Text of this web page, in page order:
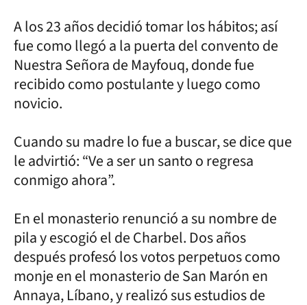
A los 23 años decidió tomar los hábitos; así
fue como llegó a la puerta del convento de
Nuestra Señora de Mayfouq, donde fue
recibido como postulante y luego como
novicio.
Cuando su madre lo fue a buscar, se dice que
le advirtió: “Ve a ser un santo o regresa
conmigo ahora”.
En el monasterio renunció a su nombre de
pila y escogió el de Charbel. Dos años
después profesó los votos perpetuos como
monje en el monasterio de San Marón en
Annaya, Líbano, y realizó sus estudios de